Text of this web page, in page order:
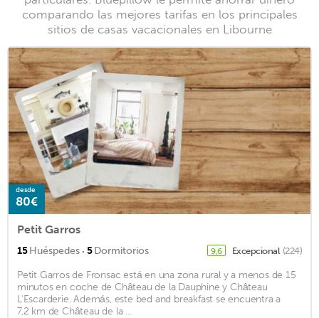
comparando las mejores tarifas en los principales
sitios de casas vacacionales en Libourne
desde
80€
Petit Garros
15Huéspedes · 5Dormitorios 9,6 Excepcional (224)
Petit Garros de Fronsac está en una zona rural y a menos de 15
minutos en coche de Château de la Dauphine y Château
L'Escarderie. Además, este bed and breakfast se encuentra a
7,2 km de Château de la ...